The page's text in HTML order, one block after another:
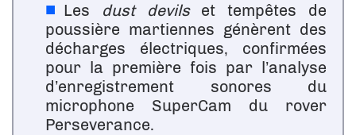
Les dust devilset tempêtes de
poussière martiennes génèrent des
décharges électriques, confirmées
pour la première fois par l’analyse
d’enregistrement sonores du
microphone SuperCam du rover
Perseverance.